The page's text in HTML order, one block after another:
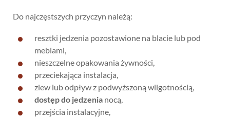
Do najczęstszych przyczyn należą:
resztki jedzenia pozostawione na blacie lub pod
meblami,
nieszczelne opakowania żywności,
przeciekająca instalacja,
zlew lub odpływ z podwyższoną wilgotnością,
dostęp do jedzenia nocą,
przejścia instalacyjne,